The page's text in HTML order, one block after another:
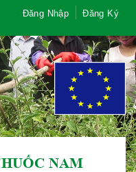
Đăng Nhập Đăng Ký
NAM